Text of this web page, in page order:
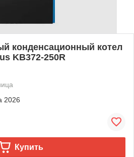
конденсационный котел
KB372-250R
2026
Купить